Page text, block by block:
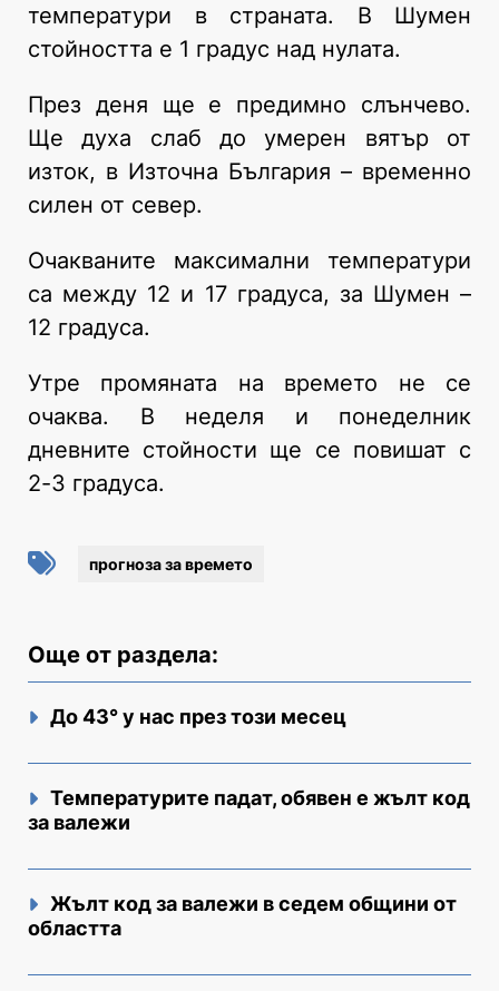
температури в страната. В Шумен
стойността е 1 градус над нулата.
През деня ще е предимно слънчево.
Ще духа слаб до умерен вятър от
изток, в Източна България – временно
силен от север.
Очакваните максимални температури
са между 12 и 17 градуса, за Шумен –
12 градуса.
Утре промяната на времето не се
очаква. В неделя и понеделник
дневните стойности ще се повишат с
2-3 градуса.
прогноза за времето
Още от раздела:
До 43° у нас през този месец
Температурите падат, обявен е жълт код
за валежи
Жълт код за валежи в седем общини от
областта